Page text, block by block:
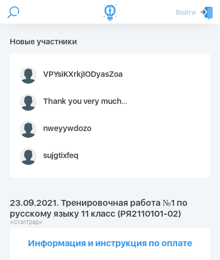
Войти
Новые участники
VPYsiKXrkjIODyasZoa
Thank you very much for your inquiry We appreciate you 9126052 https://youtube.com faceapple !
nweyywdozo
sujgtixfeq
23.09.2021. Тренировочная работа №1 по
русскому языку 11 класс (РЯ2110101-02)
«СтатГрад»
Информация и инструкция по оплате